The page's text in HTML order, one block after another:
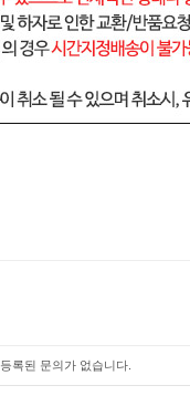
등록된 문의가 없습니다.